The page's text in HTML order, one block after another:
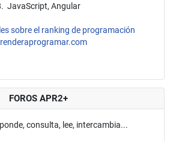
JavaScript, Angular
sobre el ranking de programación
FOROS APR2+
consulta, lee, intercambia...